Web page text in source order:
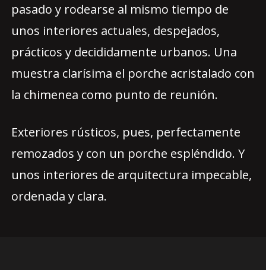
pasado y rodearse al mismo tiempo de
unos interiores actuales, despejados,
prácticos y decididamente urbanos. Una
muestra clarísima el porche acristalado con
la chimenea como punto de reunión.
Exteriores rústicos, pues, perfectamente
remozados y con un porche espléndido. Y
unos interiores de arquitectura impecable,
ordenada y clara.